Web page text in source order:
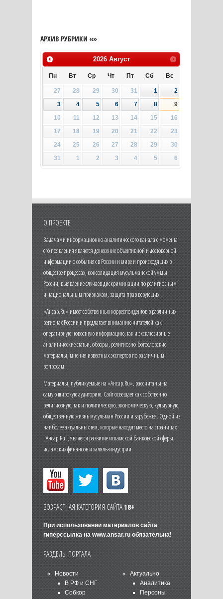
АРХИВ РУБРИКИ «»
2026 Август
Пн Вт Ср Чт Пт Сб Вс
27 28 29 30 31 1
2
3
4 5 6 7 8
9
10
11 12 13 14 15
16
17
18 19 20 21 22
23
24
25 26 27 28 29
30
31
1 2 3 4 5 6
О ПРОЕКТЕ
Задачами информационно-аналитического канала с момента
его появления является донесение объективной и достоверной
информации о событиях в России и мире и происходящих в
обществе процессах, консолидация мусульманской уммы
России, выявление случаев дискриминации по религиозным
и национальным признакам, защита прав верующих.
«Ансар.Ru» имеет собственных корреспондентов в различных
регионах России и предлагает вниманию читателей как
оперативную новостную информацию, так и эксклюзивные
аналитические статьи, обзоры, религиозно-богословские
материалы, мнения известных экспертов по различным
вопросам.
Материалы, публикуемые на «Ансар.Ru», рассчитаны на
самую широкую аудиторию. Сайт освещает как собственно
религиозную, так и политическую, экономическую, культурную,
общественную жизнь мусульман России и зарубежья. Одной из
наиболее актуальных тем, которые находят место на страницах
"Ансар.Ru", является развитие исламской банковской сферы,
исламских финансов и халяль-индустрии.
ВОЗРАСТНАЯ КАТЕГОРИЯ САЙТА18+
При использовании материалов сайта
гиперссылка на www.ansar.ruобязательна!
РАЗДЕЛЫ ПОРТАЛА
Новости
В РФ и СНГ
Собкор
Актуально
Аналитика
Персоны